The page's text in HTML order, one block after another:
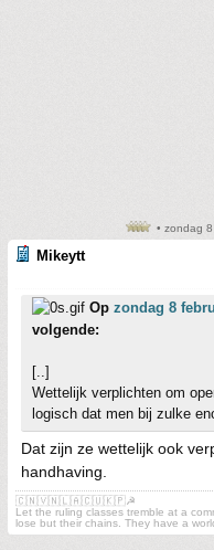
• zondag
Mikeytt
Op zondag 8
volgende:
[..]
Wettelijk verplichten om
logisch dat men bij zulke
Dat zijn ze wettelijk ook
handhaving.
🇨🇳🇻🇳🇱🇦🇨🇺🇰🇵☭
Let the ruling classes tremble at a
lose but their chains. They have a